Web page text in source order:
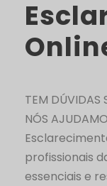
TEM DÚVIDAS
NÓS
profissionais
essenciais e